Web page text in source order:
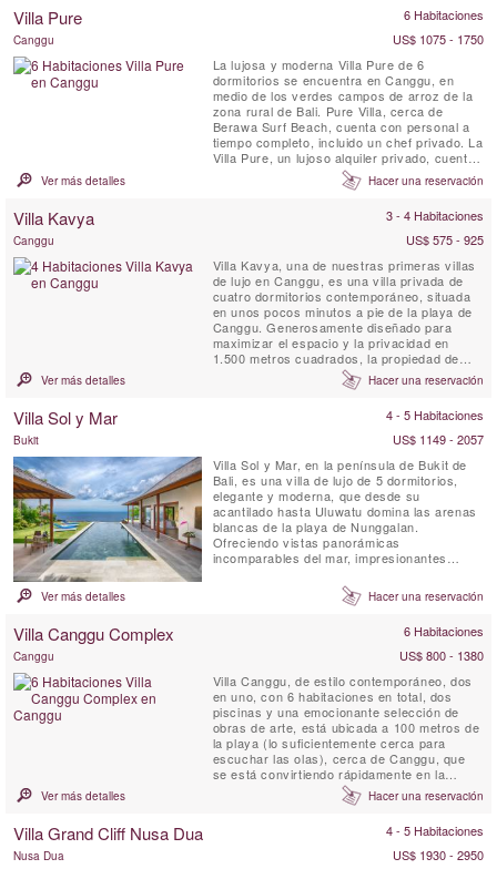
terrazas de arroz y una serie de
promontorios, el más cercano de ...
Villa Pure 6 Habitaciones
Canggu
US$ 1075 - 1750
La lujosa y moderna Villa Pure de 6
dormitorios se encuentra en Canggu, en
medio de los verdes campos de arroz de la
zona rural de Bali. Pure Villa, cerca de
Berawa Surf Beach, cuenta con personal a
tiempo completo, incluido un chef privado. La
Villa Pure, un lujoso alquiler privado, cuenta
con amplios jardines tropicales, una piscina
de 15 metros con una gran pérgola
habitaciones espaciosas y cómodamente
amuebladas, excelentes baños, ...
Ver más detalles Hacer una reservación
Villa Kavya 3 - 4 Habitaciones
Canggu
US$ 575 - 925
Villa Kavya, una de nuestras primeras villas
de lujo en Canggu, es una villa privada de
cuatro dormitorios contemporáneo, situada
en unos pocos minutos a pie de la playa de
Canggu. Generosamente diseñado para
maximizar el espacio y la privacidad en
1.500 metros cuadrados, la propiedad de
tejas techo ofrece lo mejor de la isla tropical
viviendo con todas comodidades de Canggu
Ver más detalles Hacer una reservación
Villa Sol y Mar 4 - 5 Habitaciones
Bukit
US$ 1149 - 2057
Villa Sol y Mar, en la península de Bukit de
Bali, es una villa de lujo de 5 dormitorios,
elegante y moderna, que desde su
acantilado hasta Uluwatu domina las arenas
blancas de la playa de Nunggalan.
Ofreciendo vistas panorámicas
incomparables del mar, impresionantes
noche una magnífica bóveda celestial. El
diseño simple y elegante de Villa Sol y Mar
playa. Es un lugar ideal para que ...
Ver más detalles Hacer una reservación
Villa Canggu Complex 6 Habitaciones
Canggu
US$ 800 - 1380
Villa Canggu, de estilo contemporáneo, dos
en uno, con 6 habitaciones en total, dos
piscinas y una emocionante selección de
obras de arte, está ubicada a 100 metros de
la playa (lo suficientemente cerca para
escuchar las olas), cerca de Canggu, que
se está convirtiendo rápidamente en la
escena costera más moderna de Bali. El
complejo Villa Canggu se divide en dos
alquilar de forma conjunta o independiente:
Ver más detalles Hacer una reservación
Villa Grand Cliff Nusa Dua 4 - 5 Habitaciones
Nusa Dua
US$ 1930 - 2950